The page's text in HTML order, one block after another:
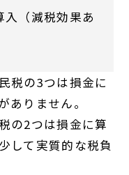
（減税効果あ
税の3つは損金に
りません。
の2つは損金に算
して実質的な税負